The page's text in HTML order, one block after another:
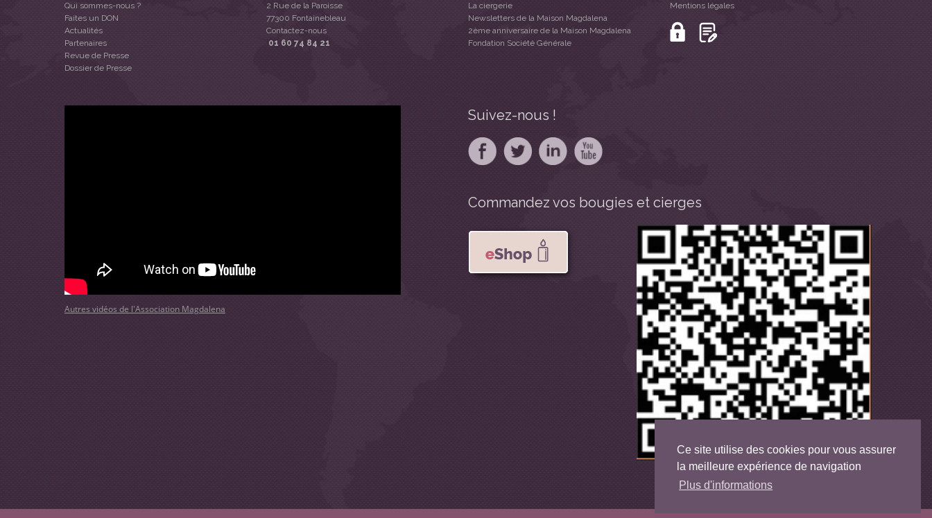
Ce site utilise des cookies pour vous assurer
la meilleure expérience de navigation
Plus d'informations
Qui sommes-nous ?
Faites un DON
Actualités
Partenaires
Revue de Presse
Dossier de Presse
2 Rue de la Paroisse
77300 Fontainebleau
Contactez-nous
01 60 74 84 21
La ciergerie
Newsletters de la Maison Magdalena
2ème anniversaire de la Maison Magdalena
Fondation Société Générale
Mentions légales
Autres vidéos de l'Association Magdalena
Suivez-nous !
Commandez vos bougies et cierges